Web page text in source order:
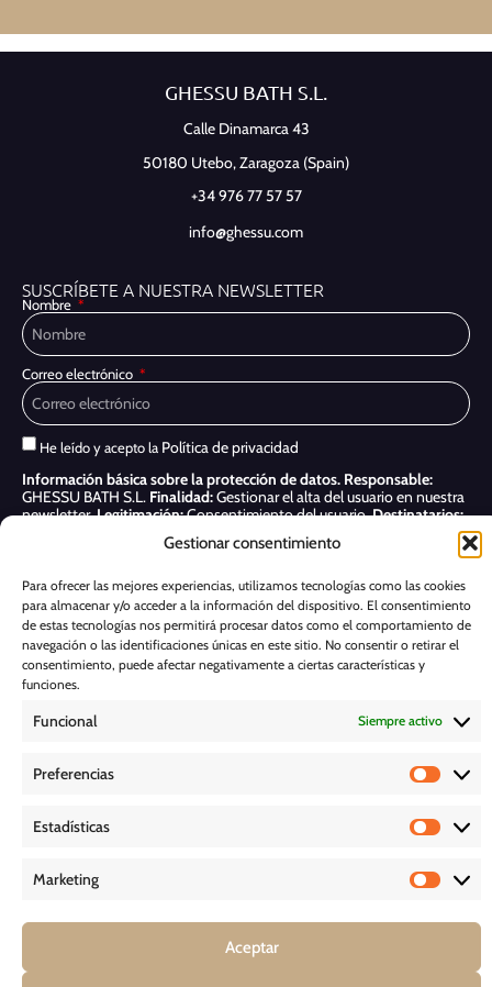
Gestionar consentimiento
Para ofrecer las mejores experiencias, utilizamos tecnologías como las cookies
para almacenar y/o acceder a la información del dispositivo. El consentimiento
de estas tecnologías nos permitirá procesar datos como el comportamiento de
navegación o las identificaciones únicas en este sitio. No consentir o retirar el
consentimiento, puede afectar negativamente a ciertas características y
funciones.
Funcional Siempre activo
Preferencias
Estadísticas
Marketing
Aceptar
GHESSU BATH S.L.
Calle Dinamarca 43
50180 Utebo,Zaragoza (Spain)
+34 976 77 57 57
info@ghessu.com
SUSCRÍBETE A NUESTRA NEWSLETTER
Nombre
Correo electrónico
He leído y acepto la Política de privacidad
Información básica sobre la protección de datos. Responsable:
GHESSU BATH S.L. Finalidad:Gestionar el alta del usuario en nuestra
newsletter.Legitimación:Consentimiento del usuario.Destinatarios:
Sólo se realizan cesiones si existe una obligación legal.
Acceder, rectificar y suprimir, así como otros derechos, como se indica
Suscribirme
POLÍTICA DE COOKIES
COPYRIGHT © 2026 – GHESSU BATH SL | TODOS LOS DERECHOS